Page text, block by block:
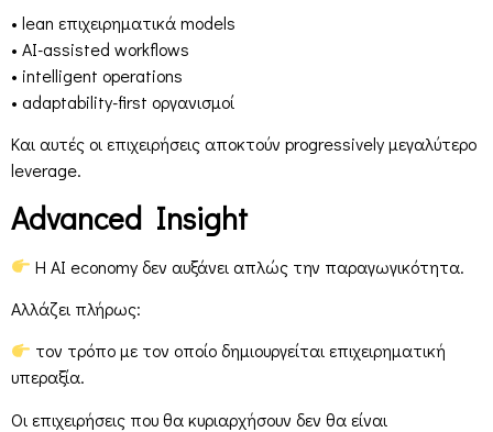
• lean επιχειρηματικά models
• AI-assisted workflows
• intelligent operations
• adaptability-first οργανισμοί
Και αυτές οι επιχειρήσεις αποκτούν progressively μεγαλύτερο
leverage.
Advanced Insight
Η AI economy δεν αυξάνει απλώς την παραγωγικότητα.
Αλλάζει πλήρως:
τον τρόπο με τον οποίο δημιουργείται επιχειρηματική
υπεραξία.
Οι επιχειρήσεις που θα κυριαρχήσουν δεν θα είναι